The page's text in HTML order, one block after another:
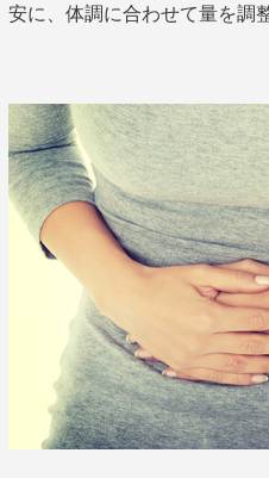
安に、体調に合わせて量を調